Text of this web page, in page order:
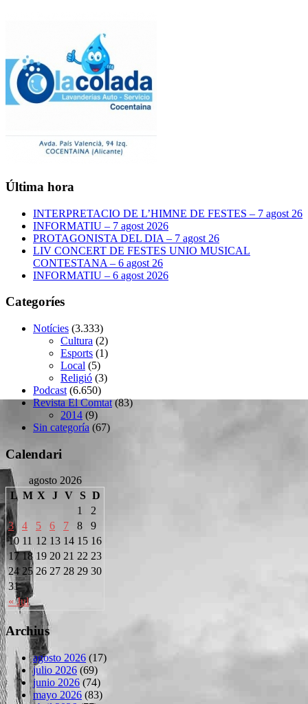
Última hora
INTERPRETACIO DE L’HIMNE DE FESTES – 7 agost 26
INFORMATIU – 7 agost 2026
PROTAGONISTA DEL DIA – 7 agost 26
LIV CONCERT DE FESTES UNIO MUSICAL
CONTESTANA – 6 agost 26
INFORMATIU – 6 agost 2026
Categoríes
Notícies (3.333)
Cultura (2)
Esports (1)
Local (5)
Religió (3)
Podcast (6.650)
Revista El Comtat(83)
2014 (9)
Sin categoría (67)
Calendari
agosto 2026
L M X J V S D
« Jul
1
2
3
4 5 6 7 8
9
10 11 12 13 14 15 16
17 18 19 20 21 22 23
24 25 26 27 28 29 30
31
Archius
agosto 2026 (17)
julio 2026 (69)
junio 2026 (74)
mayo 2026 (83)